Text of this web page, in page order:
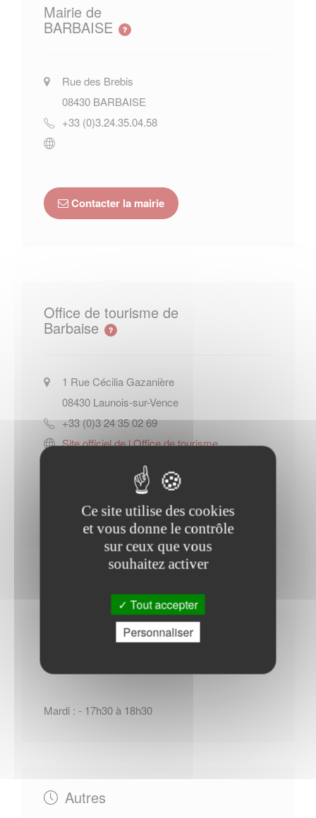
Mairie de
BARBAISE
Rue des Brebis
08430 BARBAISE
+33 (0)3.24.35.04.58
Contacter la mairie
Office de tourisme de
Barbaise
1 Rue Cécilia Gazanière
08430 Launois-sur-Vence
+33 (0)3 24 35 02 69
Site officiel de l Office de tourisme
Contacter l'office de tourisme
Horaires Mairie
Mardi : - 17h30 à 18h30
Autres
Ce site utilise des cookies
et vous donne le contrôle
sur ceux que vous
souhaitez activer
Tout accepter
Personnaliser